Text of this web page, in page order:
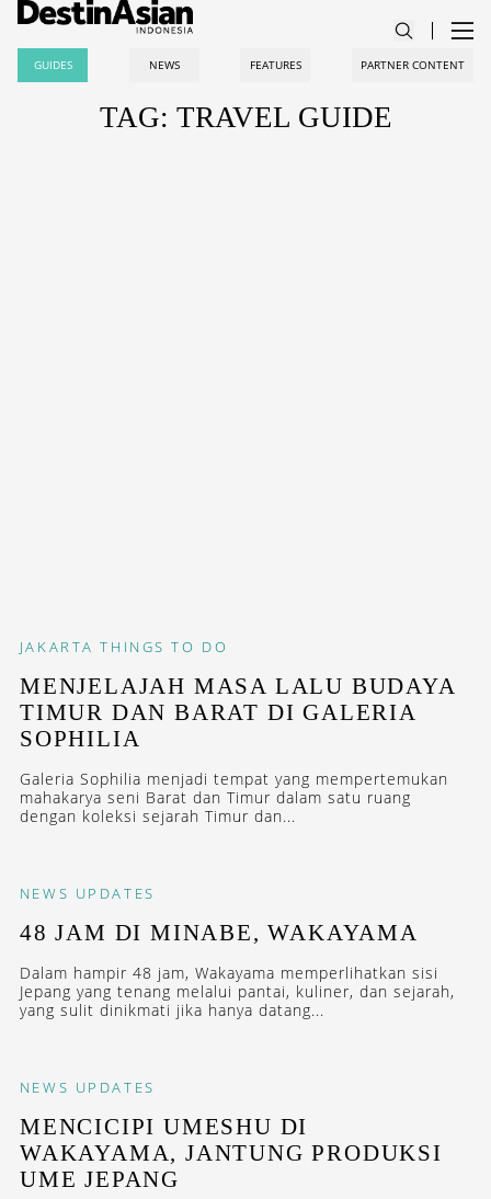
GUIDES NEWS FEATURES PARTNER CONTENT
TAG: TRAVEL GUIDE
JAKARTA THINGS TO DO
MENJELAJAH MASA LALU BUDAYA
TIMUR DAN BARAT DI GALERIA
SOPHILIA
Galeria Sophilia menjadi tempat yang mempertemukan
mahakarya seni Barat dan Timur dalam satu ruang
dengan koleksi sejarah Timur dan...
NEWS UPDATES
48 JAM DI MINABE, WAKAYAMA
Dalam hampir 48 jam, Wakayama memperlihatkan sisi
Jepang yang tenang melalui pantai, kuliner, dan sejarah,
yang sulit dinikmati jika hanya datang...
NEWS UPDATES
MENCICIPI UMESHU DI
WAKAYAMA, JANTUNG PRODUKSI
UME JEPANG